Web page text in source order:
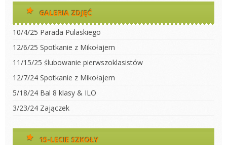
GALERIA ZDJĘĆ
10/4/25 Parada Pulaskiego
12/6/25 Spotkanie z Mikołajem
11/15/25 ślubowanie pierwszoklasistów
12/7/24 Spotkanie z Mikołajem
5/18/24 Bal 8 klasy & ILO
3/23/24 Zajączek
15-LECIE SZKOŁY